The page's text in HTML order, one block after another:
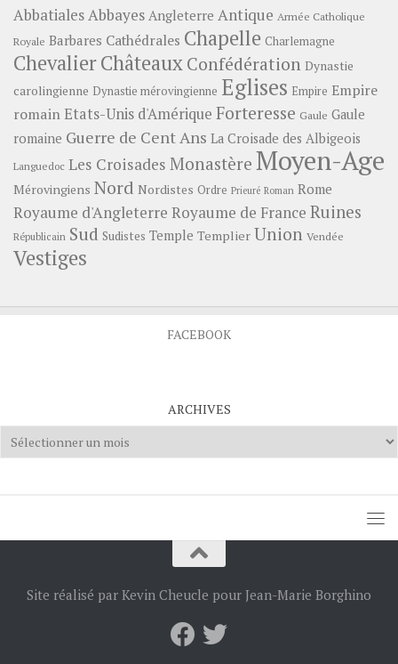
Abbatiales Abbayes Angleterre Antique Armée Catholique
Royale Barbares Cathédrales Chapelle Charlemagne
ChevalierChâteauxConfédération Dynastie
carolingienne Dynastie mérovingienne Eglises Empire Empire
romainEtats-Unis d'Amérique Forteresse Gaule Gaule
romaine Guerre de Cent Ans La Croisade des Albigeois
Languedoc Les Croisades Monastère Moyen-Age
Mérovingiens Nord Nordistes Ordre Prieuré Roman Rome
Royaume d'Angleterre Royaume de France Ruines
Républicain Sud Sudistes Temple Templier Union Vendée
Vestiges
FACEBOOK
ARCHIVES
Archives
Site réalisé par Kevin Cheucle pour Jean-Marie Borghino